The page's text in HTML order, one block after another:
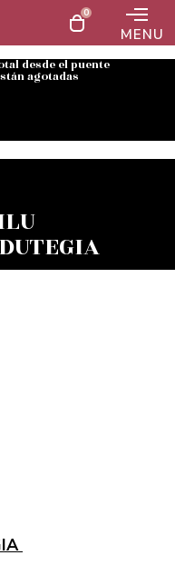
0
MENU
desde el puente
agotadas